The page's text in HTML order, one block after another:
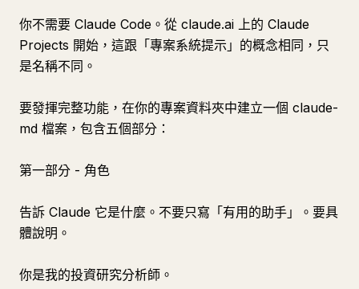
你不需要 Claude Code。從 claude.ai 上的 Claude
Projects 開始，這跟「專案系統提示」的概念相同，只
是名稱不同。
要發揮完整功能，在你的專案資料夾中建立一個 claude-
md 檔案，包含五個部分：
第一部分 - 角色
告訴 Claude 它是什麼。不要只寫「有用的助手」。要具
體說明。
你是我的投資研究分析師。